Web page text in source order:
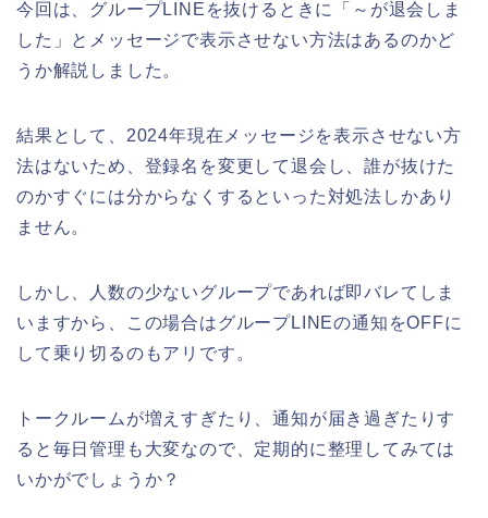
今回は、グループLINEを抜けるときに「～が退会しま
した」とメッセージで表示させない方法はあるのかど
うか解説しました。
結果として、2024年現在メッセージを表示させない方
法はないため、登録名を変更して退会し、誰が抜けた
のかすぐには分からなくするといった対処法しかあり
ません。
しかし、人数の少ないグループであれば即バレてしま
いますから、この場合はグループLINEの通知をOFFに
して乗り切るのもアリです。
トークルームが増えすぎたり、通知が届き過ぎたりす
ると毎日管理も大変なので、定期的に整理してみては
いかがでしょうか？